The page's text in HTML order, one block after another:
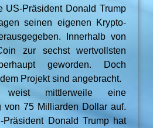
US-Präsident Donald Trump
seinen eigenen Krypto-
Innerhalb von
zur sechst wertvollsten
geworden. Doch
Projekt sind angebracht.
weist mittlerweile eine
von 75 Milliarden Dollar auf.
Donald Trump hat